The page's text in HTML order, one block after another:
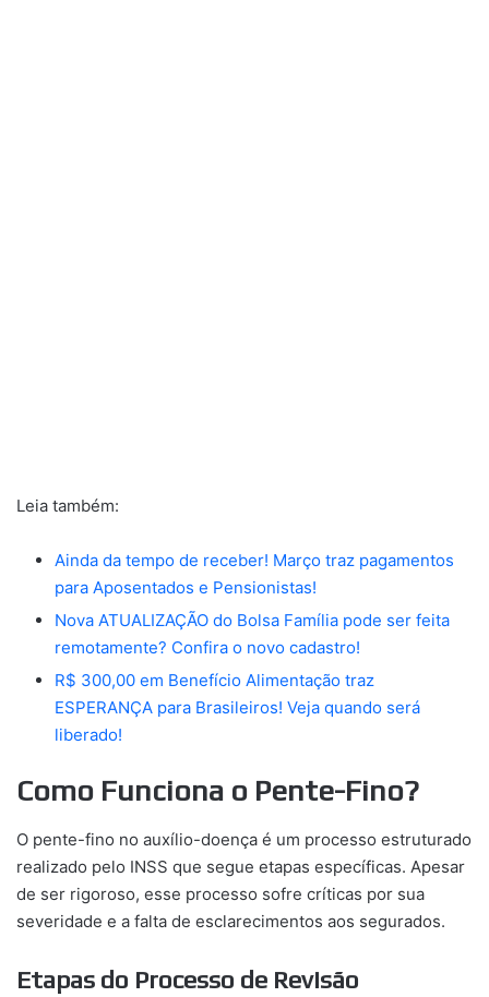
Leia também:
Ainda da tempo de receber! Março traz pagamentos
para Aposentados e Pensionistas!
Nova ATUALIZAÇÃO do Bolsa Família pode ser feita
remotamente? Confira o novo cadastro!
R$ 300,00 em Benefício Alimentação traz
ESPERANÇA para Brasileiros! Veja quando será
liberado!
Como Funciona o Pente-Fino?
O pente-fino no auxílio-doença é um processo estruturado
realizado pelo INSS que segue etapas específicas. Apesar
de ser rigoroso, esse processo sofre críticas por sua
severidade e a falta de esclarecimentos aos segurados.
Etapas do Processo de Revisão